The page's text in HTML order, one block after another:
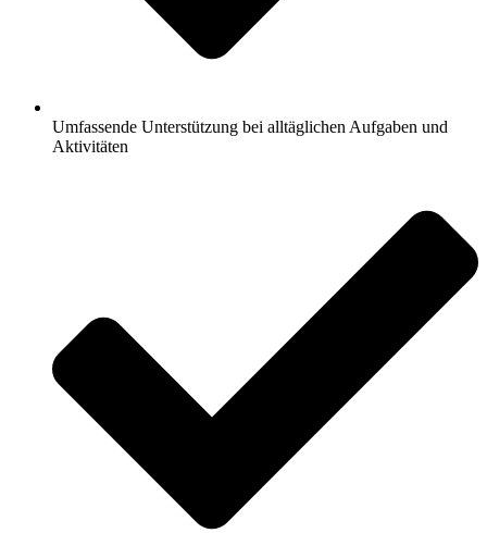
Umfassende Unterstützung bei alltäglichen Aufgaben und
Aktivitäten